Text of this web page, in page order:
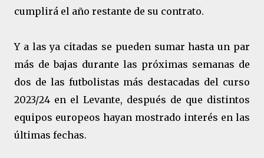
cumplirá el año restante de su contrato.
Y a las ya citadas se pueden sumar hasta un par
más de bajas durante las próximas semanas de
dos de las futbolistas más destacadas del curso
2023/24 en el Levante, después de que distintos
equipos europeos hayan mostrado interés en las
últimas fechas.